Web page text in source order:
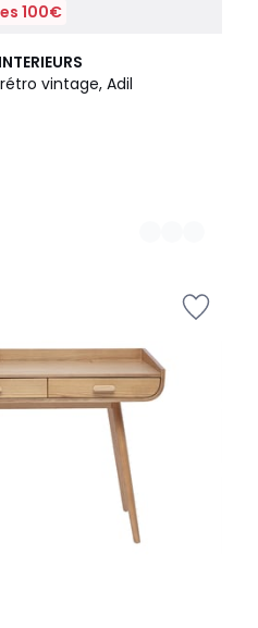
100€
vintage, Adil